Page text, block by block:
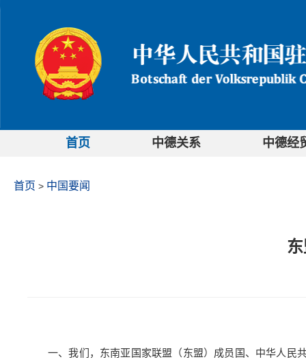
首页 中德关系 中德经
首页 > 中国要闻
一、我们，东南亚国家联盟（东盟）成员国、中华人民